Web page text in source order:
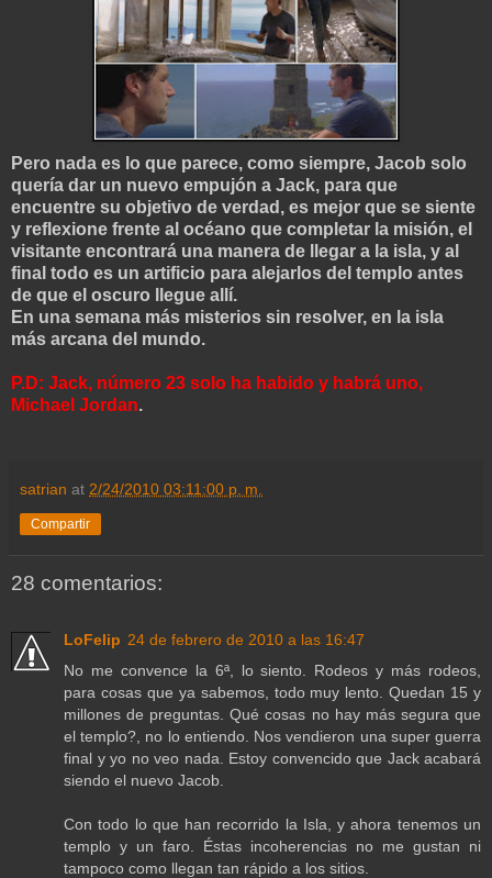
Pero nada es lo que parece, como siempre, Jacob solo
quería dar un nuevo empujón a Jack, para que
encuentre su objetivo de verdad, es mejor que se siente
y reflexione frente al océano que completar la misión, el
visitante encontrará una manera de llegar a la isla, y al
final todo es un artificio para alejarlos del templo antes
de que el oscuro llegue allí.
En una semana más misterios sin resolver, en la isla
más arcana del mundo.
P.D: Jack, número 23 solo ha habido y habrá uno,
Michael Jordan.
satrian at 2/24/2010 03:11:00 p. m.
Compartir
28 comentarios:
LoFelip 24 de febrero de 2010 a las 16:47
No me convence la 6ª, lo siento. Rodeos y más rodeos,
para cosas que ya sabemos, todo muy lento. Quedan 15 y
millones de preguntas. Qué cosas no hay más segura que
el templo?, no lo entiendo. Nos vendieron una super guerra
final y yo no veo nada. Estoy convencido que Jack acabará
siendo el nuevo Jacob.
Con todo lo que han recorrido la Isla, y ahora tenemos un
templo y un faro. Éstas incoherencias no me gustan ni
tampoco como llegan tan rápido a los sitios.